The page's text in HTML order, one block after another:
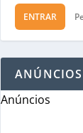
ENTRAR
ANÚNCIOS
Anúncios